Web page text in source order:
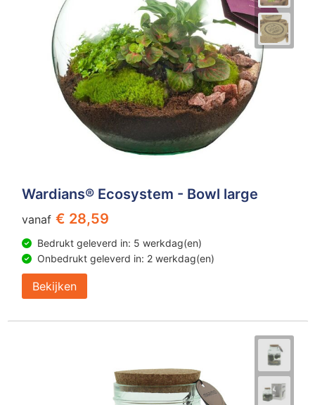
Wardians® Ecosystem - Bowl large
vanaf € 28,59
Bedrukt geleverd in: 5 werkdag(en)
Onbedrukt geleverd in: 2 werkdag(en)
Bekijken